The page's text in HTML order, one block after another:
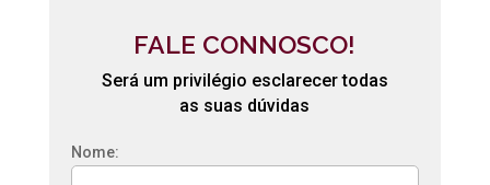
FALE CONNOSCO!
Será um privilégio esclarecer todas
as suas dúvidas
Nome: